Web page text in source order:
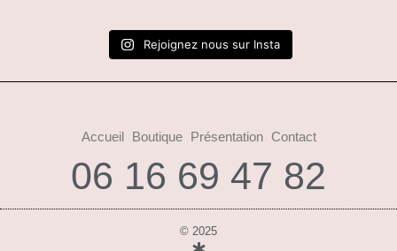
Rejoignez nous sur Insta
Accueil Boutique Présentation Contact
06 16 69 47 82
© 2025